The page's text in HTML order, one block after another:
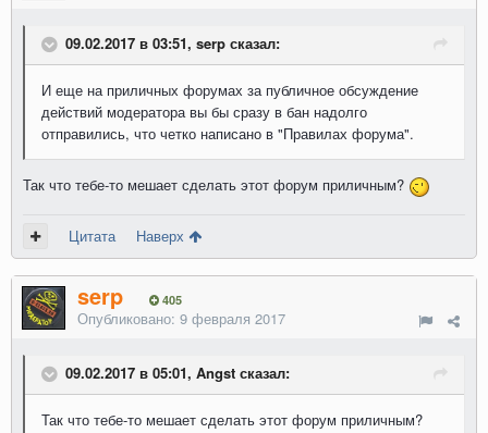
09.02.2017 в 03:51, serp сказал:
И еще на приличных форумах за публичное обсуждение
действий модератора вы бы сразу в бан надолго
отправились, что четко написано в "Правилах форума".
Так что тебе-то мешает сделать этот форум приличным?
Цитата Наверх
serp 405
Опубликовано: 9 февраля 2017
09.02.2017 в 05:01, Angst сказал:
Так что тебе-то мешает сделать этот форум приличным?